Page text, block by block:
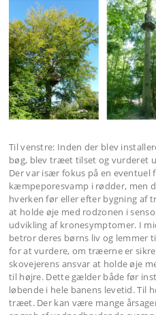
Til venstre: Inden der blev
bøg, blev træet tilset og vurderet
Der var især fokus på en eventuel
kæmpeporesvamp i rødder, men
hverken før eller efter bygning af
at holde øje med rodzonen i
udvikling af kronesymptomer. I
betror deres børns liv og lemmer
for at vurdere, om træerne er
skovejerens ansvar at holde øje
til højre. Dette gælder både før
løbende i hele banens levetid. Til
træet. Der kan være mange